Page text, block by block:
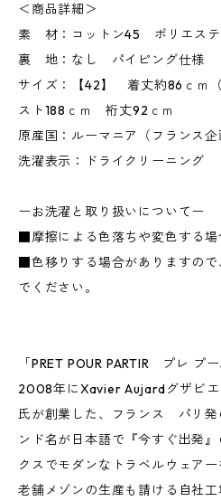
＜商品詳細＞
素 材：コットン45 ポリエス
裏 地：なし パイピング仕様
サイズ：【42】 着丈約86ｃｍ
スト188ｃｍ 裄丈92ｃｍ
原産国：ルーマニア（フランス企
洗濯表示：ドライクリーニング
ーお洗濯と取り扱いについてー
■摩擦による色落ちや変色する場
■色移りする場合がありますの
でください。
「PRET POUR PARTIR プレ プ
2008年にXavier Aujardグザビ
氏が創業した、フランス パリ発
ンド名が日本語で『今すぐ出発
クスでモダンなトラベルウェア
老舗メゾンの生産も請ける自社工